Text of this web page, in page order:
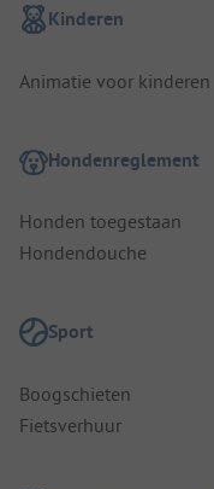
Kinderen
Animatie voor kinderen
Hondenreglement
Honden toegestaan
Hondendouche
Sport
Boogschieten
Fietsverhuur